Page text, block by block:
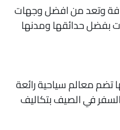
وتعد من افضل وجهات
حدائقها ومدنها
معالم سياحية رائعة
في الصيف بتكاليف